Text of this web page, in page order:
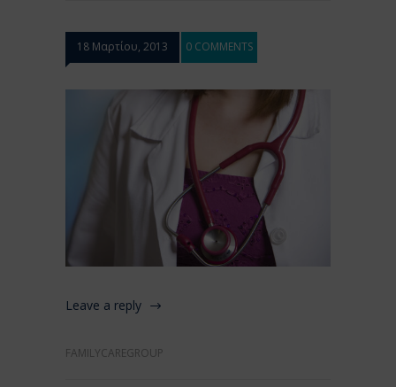
18 Μαρτίου, 2013 0 COMMENTS
Leave a reply
FAMILYCAREGROUP